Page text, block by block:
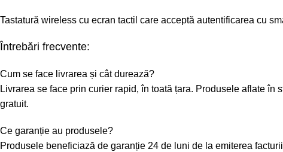
Tastatură wireless cu ecran tactil care acceptă autentificarea cu
Întrebări frecvente:
Cum se face livrarea și cât durează?
Livrarea se face prin curier rapid, în toată țara. Produsele aflate
gratuit.
Ce garanție au produsele?
Produsele beneficiază de garanție 24 de luni de la emiterea